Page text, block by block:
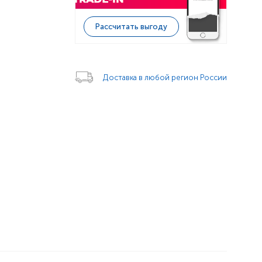
Рассчитать выгоду
Доставка в любой регион России